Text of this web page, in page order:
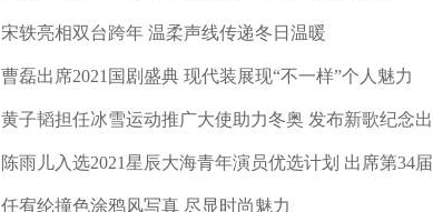
宋轶亮相双台跨年 温柔声线传递冬日温暖
曹磊出席2021国剧盛典 现代装展现“不一样”个人魅力
黄子韬担任冰雪运动推广大使助力冬奥 发布新歌纪念出
陈雨儿入选2021星辰大海青年演员优选计划 出席第34届
任宥纶撞色涂鸦风写真 尽显时尚魅力